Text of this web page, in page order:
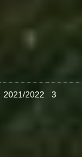
2021/2022 3